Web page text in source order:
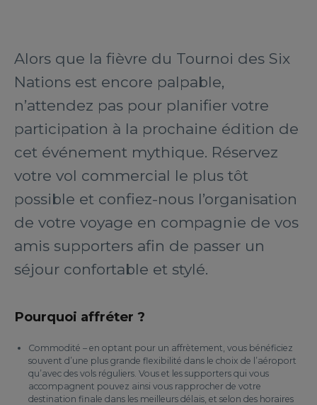
Alors que la fièvre du Tournoi des Six
Nations est encore palpable,
n’attendez pas pour planifier votre
participation à la prochaine édition de
cet événement mythique. Réservez
votre vol commercial le plus tôt
possible et confiez-nous l’organisation
de votre voyage en compagnie de vos
amis supporters afin de passer un
séjour confortable et stylé.
Pourquoi affréter ?
Commodité – en optant pour un affrètement, vous bénéficiez
souvent d’une plus grande flexibilité dans le choix de l’aéroport
qu’avec des vols réguliers. Vous et les supporters qui vous
accompagnent pouvez ainsi vous rapprocher de votre
destination finale dans les meilleurs délais, et selon des horaires